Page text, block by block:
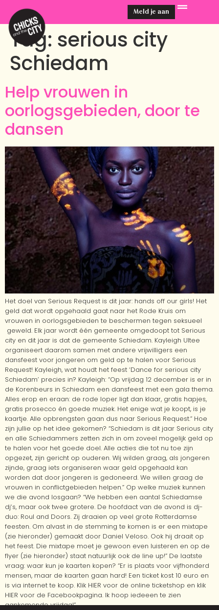
Meld je aan
Tag: serious city
Schiedam
Help vrouwen in
oorlogsgebieden, door te
dansen
Het doel van Serious Request is dit jaar: hands off our girls! Het
geld dat wordt opgehaald gaat naar het Rode Kruis om
vrouwen in oorlogsgebieden te beschermen tegen seksueel
geweld. Elk jaar wordt één gemeente omgedoopt tot Serious
city en dit jaar is dat de gemeente Schiedam. Kayleigh Ultee
organiseert daarom samen met andere vrijwilligers een
dansfeest voor jongeren om geld op te halen voor Serious
Request! Kayleigh, wat houdt het feest ‘Dance for serious city
Schiedam’ precies in? Kayleigh: “Op vrijdag 12 december is er in
de Korenbeurs in Schiedam een dansfeest met een gala thema.
Alles erop en eraan: de rode loper ligt dan klaar, gratis hapjes,
gratis prosecco én goede muziek. Het enige wat je koopt, is je
kaartje. Alle opbrengsten gaan dus naar Serious Request.” Hoe
zijn jullie op het idee gekomen? “Schiedam is dit jaar Serious city
en alle Schiedammers zetten zich in om zoveel mogelijk geld op
te halen voor het goede doel. Alle acties die tot nu toe zijn
opgezet, zijn gericht op ouderen. Wij wilden graag, als jongeren
zijnde, graag iets organiseren waar geld opgehaald kan
worden dat door jongeren is gedoneerd. We willen graag de
vrouwen in conflictgebieden helpen.” Op welke muziek kunnen
we die avond losgaan? “We hebben een aantal Schiedamse
dj’s, maar ook twee grotere. De hoofdact van de avond is dj-
duo: Roul and Doors. Zij draaien op veel grote Rotterdamse
feesten. Om alvast in de stemming te komen is er een mixtape
(zie hieronder) gemaakt door Daniel Veloso. Ook hij draait op
het feest. Die mixtape moet je gewoon even luisteren en op de
flyer (zie hieronder) staat natuurlijk ook de line up!” De laatste
vraag: waar kun je kaarten kopen? “Er is plaats voor vijfhonderd
mensen, maar de kaarten gaan hard! Een ticket kost 10 euro en
is via internet te koop. Klik HIER voor de online ticketshop en klik
HIER voor de Facebookpagina. Ik hoop iedeeen te zien
aankomende vrijdag!”